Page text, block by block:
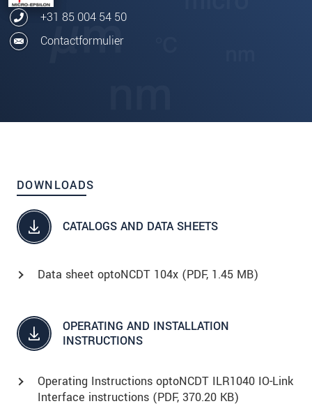
+31 85 004 54 50
Contactformulier
DOWNLOADS
CATALOGS AND DATA SHEETS
Data sheet optoNCDT 104x (PDF, 1.45 MB)
OPERATING AND INSTALLATION
INSTRUCTIONS
Operating Instructions optoNCDT ILR1040 IO-Link
Interface instructions (PDF, 370.20 KB)